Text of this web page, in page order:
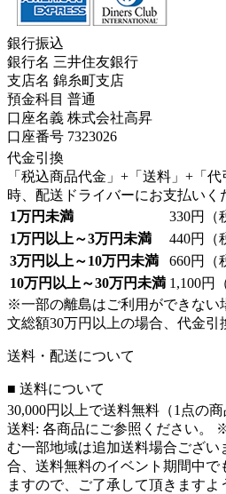
銀行振込
銀行名 三井住友銀行
支店名 錦糸町支店
預金科目 普通
口座名義 株式会社高昇
口座番号 7323026
代金引換
「税込商品代金」+「送料」+「
時、配送ドライバーにお支払いく
1万円未満
330円（
1万円以上～3万円未満
440円（
3万円以上～10万円未満
660円（
10万円以上～30万円未満 1,100円
※一部の離島はご利用ができな
文総額30万円以上の場合、代金
送料・配送について
■ 送料について
30,000円以上で送料無料（1点の商
送料: 各商品にご参照ください。
む一部地域は追加送料場合ござい
合、送料無料のイベント期間中で
ますので、ご了承して頂きますよ